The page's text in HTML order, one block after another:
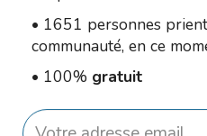
• 1651 personnes
communauté, en ce
• 100% gratuit